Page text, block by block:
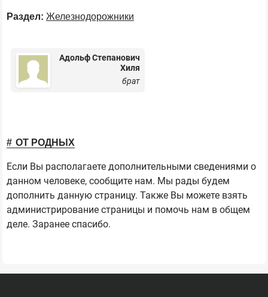
Раздел: Железнодорожники
Адольф Степанович
Хиля
брат
ОТ РОДНЫХ
Если Вы располагаете дополнительными сведениями о
данном человеке, сообщите нам. Мы рады будем
дополнить данную страницу. Также Вы можете взять
администрирование страницы и помочь нам в общем
деле. Заранее спасибо.